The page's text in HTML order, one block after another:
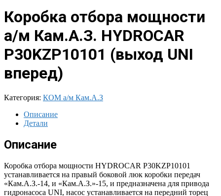
Коробка отбора мощности
а/м Кам.А.З. HYDROCAR
P30KZP10101 (выход UNI
вперед)
Категория: КОМ а/м Кам.А.З
Описание
Детали
Описание
Коробка отбора мощности HYDROCAR P30KZP10101
устанавливается на правый боковой люк коробки передач
«Кам.А.З.-14, и «Кам.А.З.»-15, и предназначена для привода
гидронасоса UNI, насос устанавливается на передний торец